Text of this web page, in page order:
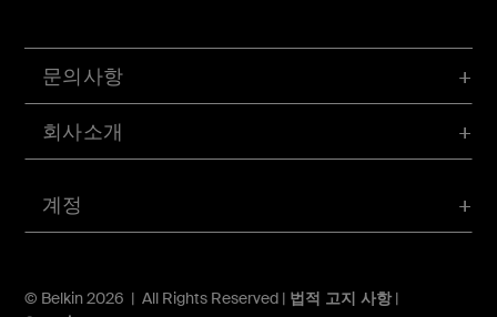
계정
문의사항
회사소개
© Belkin 2026 | All Rights Reserved | 법적 고지 사항|